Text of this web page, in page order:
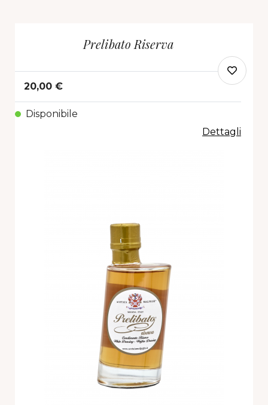
Prelibato Riserva
20,00 €
Disponibile
Dettagli